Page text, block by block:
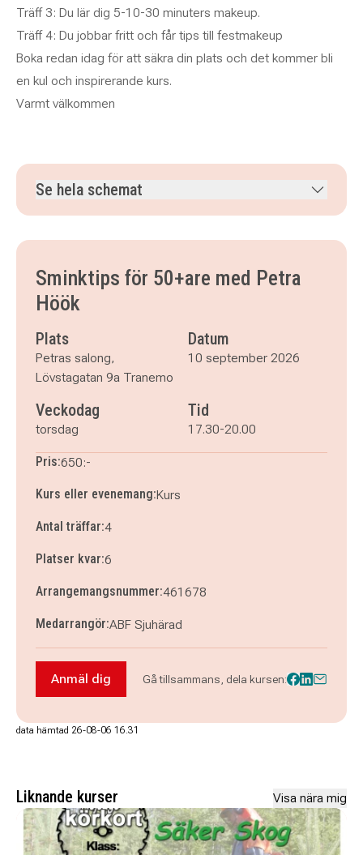
Träff 3: Du lär dig 5-10-30 minuters makeup.
Träff 4: Du jobbar fritt och får tips till festmakeup
Boka redan idag för att säkra din plats och det kommer bli
en kul och inspirerande kurs.
Varmt välkommen
Se hela schemat
torsdag 24 september 2026
klockan 18.00–20.30
torsdag 1 oktober 2026 klockan 18.00–20.30
Sminktips för 50+are med Petra
Höök
Plats
Petras salong,
Lövstagatan 9a Tranemo
Datum
10 september 2026
Veckodag
torsdag
Tid
17.30-20.00
Pris:650:-
Kurs eller evenemang:Kurs
Antal träffar:4
Platser kvar:6
Arrangemangsnummer:461678
Medarrangör:ABF Sjuhärad
Anmäl dig till Sminktips för 50+are med Petra
Anmäl dig Gå tillsammans, dela kursen:
data hämtad 26-08-06 16.31
Liknande kurser Visa nära mig